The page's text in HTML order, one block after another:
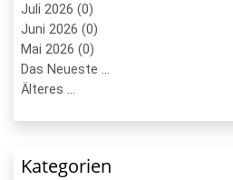
Juli 2026 (0)
Juni 2026 (0)
Mai 2026 (0)
Das Neueste ...
Älteres ...
Kategorien